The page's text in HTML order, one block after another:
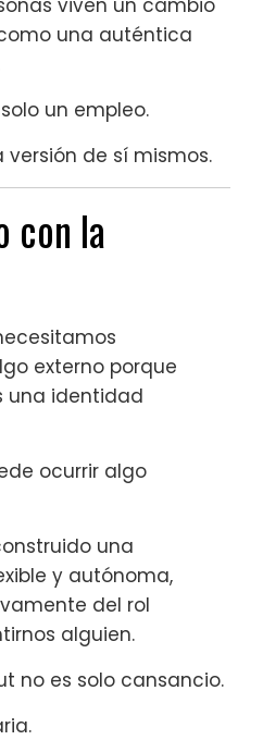
una auténtica
un empleo.
versión de sí mismos.
con la
externo porque
una identidad
ocurrir algo
una
y autónoma,
del rol
alguien.
no es solo cansancio.